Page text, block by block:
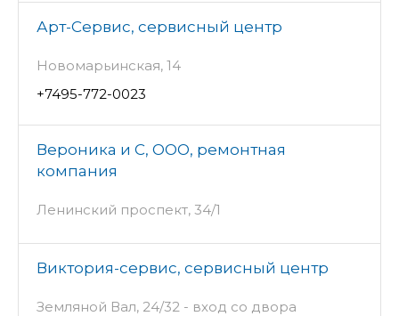
Арт-Сервис, сервисный центр
Новомарьинская, 14
+7495-772-0023
Вероника и С, ООО, ремонтная
компания
Ленинский проспект, 34/1
Виктория-сервис, сервисный центр
Земляной Вал, 24/32 - вход со двора